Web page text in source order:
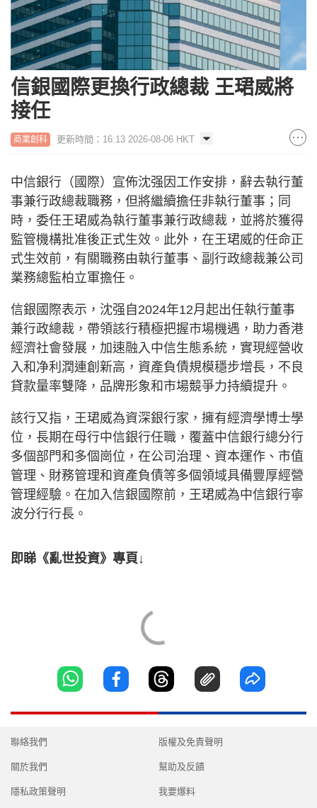
信銀國際更換行政總裁 王珺威將
接任
商業創科 更新時間：16:13 2026-08-06 HKT
中信銀行（國際）宣佈沈强因工作安排，辭去執行董
事兼行政總裁職務，但將繼續擔任非執行董事；同
時，委任王珺威為執行董事兼行政總裁，並將於獲得
監管機構批准後正式生效。此外，在王珺威的任命正
式生效前，有關職務由執行董事、副行政總裁兼公司
業務總監柏立軍擔任。
信銀國際表示，沈强自2024年12月起出任執行董事
兼行政總裁，帶領該行積極把握市場機遇，助力香港
經濟社會發展，加速融入中信生態系統，實現經營收
入和净利潤連創新高，資產負債規模穩步增長，不良
貸款量率雙降，品牌形象和市場競爭力持續提升。
該行又指，王珺威為資深銀行家，擁有經濟學博士學
位，長期在母行中信銀行任職，覆蓋中信銀行總分行
多個部門和多個崗位，在公司治理、資本運作、市值
管理、財務管理和資產負債等多個領域具備豐厚經營
管理經驗。在加入信銀國際前，王珺威為中信銀行寧
波分行行長。
即睇《亂世投資》專頁↓
聯絡我們
關於我們
隱私政策聲明
版權及免責聲明
幫助及反饋
我要爆料